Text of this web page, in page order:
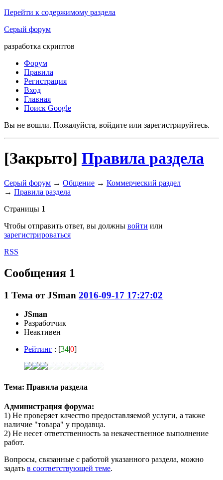
Перейти к содержимому раздела
Серый форум
разработка скриптов
Форум
Правила
Регистрация
Вход
Главная
Поиск Google
Вы не вошли. Пожалуйста, войдите или зарегистрируйтесь.
[Закрыто] Правила раздела
Серый форум → Общение → Коммерческий раздел
→ Правила раздела
Страницы 1
Чтобы отправить ответ, вы должны войти или
зарегистрироваться
RSS
Сообщения 1
1 Тема отJSmаn 2016-09-17 17:27:02
JSmаn
Разработчик
Неактивен
Рейтинг : [34|0]
Тема: Правила раздела
Администрация форума:
1) Не проверяет качество предоставляемой услуги, а также
наличие "товара" у продавца.
2) Не несет ответственность за некачественное выполнение
работ.
Вопросы, связанные с работой указанного раздела, можно
задать в соответствующей теме.